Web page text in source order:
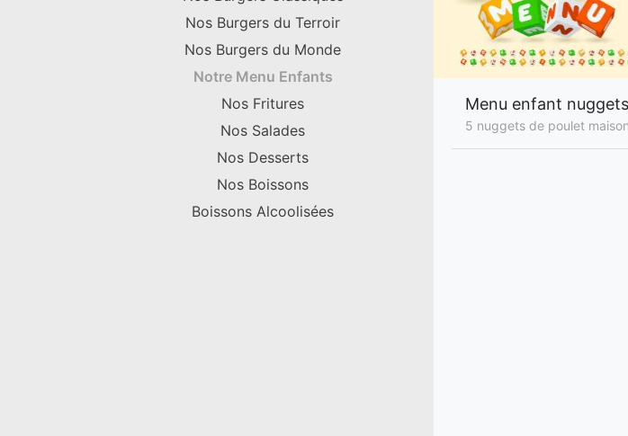
Nos Burgers du Terroir
Nos Burgers du Monde
Notre Menu Enfants
Nos Fritures
Nos Salades
Nos Desserts
Nos Boissons
Boissons Alcoolisées
Menu enfant nuggets
5 nuggets de poulet